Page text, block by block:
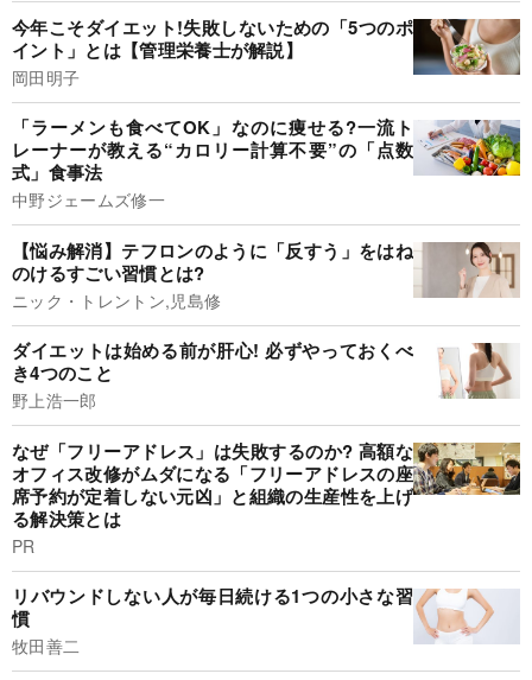
今年こそダイエット!失敗しないための「5つのポ
イント」とは【管理栄養士が解説】
岡田明子
「ラーメンも食べてOK」なのに痩せる?一流ト
レーナーが教える“カロリー計算不要”の「点数
式」食事法
中野ジェームズ修一
【悩み解消】テフロンのように「反すう」をはね
のけるすごい習慣とは?
ニック・トレントン,児島修
ダイエットは始める前が肝心! 必ずやっておくべ
き4つのこと
野上浩一郎
なぜ「フリーアドレス」は失敗するのか? 高額な
オフィス改修がムダになる「フリーアドレスの座
席予約が定着しない元凶」と組織の生産性を上げ
る解決策とは
PR
リバウンドしない人が毎日続ける1つの小さな習
慣
牧田善二